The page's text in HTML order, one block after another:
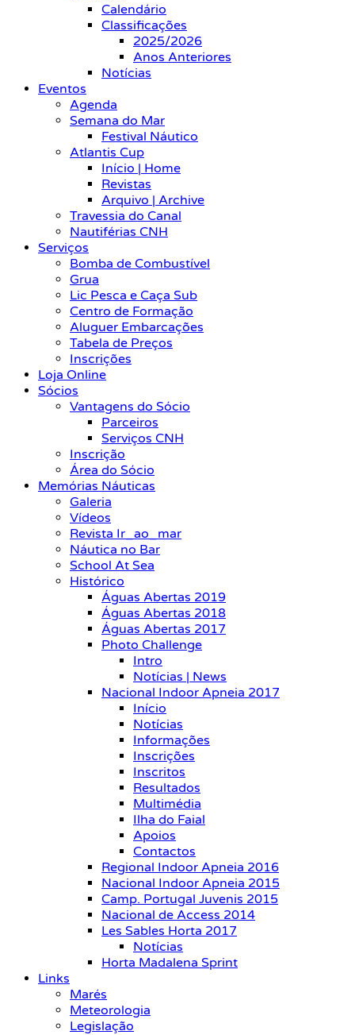
Calendário
Classificações
2025/2026
Anos Anteriores
Notícias
Eventos
Agenda
Semana do Mar
Festival Náutico
Atlantis Cup
Início | Home
Revistas
Arquivo | Archive
Travessia do Canal
Nautiférias CNH
Serviços
Bomba de Combustível
Grua
Lic Pesca e Caça Sub
Centro de Formação
Aluguer Embarcações
Tabela de Preços
Inscrições
Loja Online
Sócios
Vantagens do Sócio
Parceiros
Serviços CNH
Inscrição
Área do Sócio
Memórias Náuticas
Galeria
Vídeos
Revista Ir_ao_mar
Náutica no Bar
School At Sea
Histórico
Águas Abertas 2019
Águas Abertas 2018
Águas Abertas 2017
Photo Challenge
Intro
Notícias | News
Nacional Indoor Apneia 2017
Início
Notícias
Informações
Inscrições
Inscritos
Resultados
Multimédia
Ilha do Faial
Apoios
Contactos
Regional Indoor Apneia 2016
Nacional Indoor Apneia 2015
Camp. Portugal Juvenis 2015
Nacional de Access 2014
Les Sables Horta 2017
Notícias
Horta Madalena Sprint
Links
Marés
Meteorologia
Legislação